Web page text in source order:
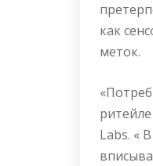
как
меток.
Labs. «